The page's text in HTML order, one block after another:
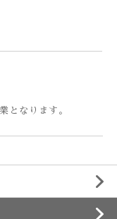
となります。